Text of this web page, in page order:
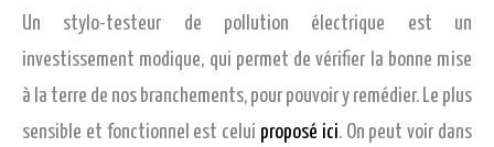
Un stylo-testeur de pollution électrique est un
investissement modique, qui permet de vérifier la bonne mise
à la terre de nos branchements, pour pouvoir y remédier. Le plus
sensible et fonctionnel est celui proposé ici. On peut voir dans